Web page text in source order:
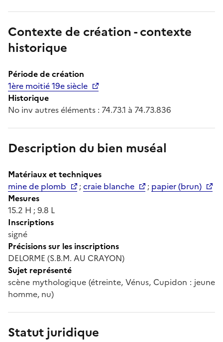
Contexte de création - contexte
historique
Période de création
1ère moitié 19e siècle
Historique
No inv autres éléments : 74.73.1 à 74.73.836
Description du bien muséal
Matériaux et techniques
mine de plomb
;craie blanche ; papier (brun)
Mesures
15.2 H ; 9.8 L
Inscriptions
signé
Précisions sur les inscriptions
DELORME (S.B.M. AU CRAYON)
Sujet représenté
scène mythologique (étreinte, Vénus, Cupidon : jeune
homme, nu)
Statut juridique